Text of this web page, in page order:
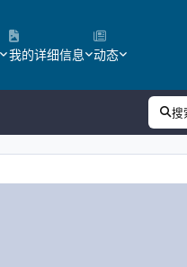
我的详细信息 动态
搜